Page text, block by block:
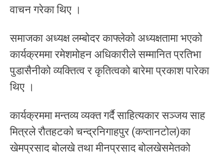
वाचन गरेका थिए ।
समाजका अध्यक्ष लम्बोदर काफ्लेको अध्यक्षतामा भएको
कार्यक्रममा रमेशमोहन अधिकारीले सम्मानित प्रतिभा
पुडासैनीको व्यक्तित्व र कृतित्वको बारेमा प्रकाश पारेका
थिए ।
कार्यक्रममा मन्तव्य व्यक्त गर्दै साहित्यकार सञ्जय साह
मित्रले रौतहटको चन्द्रनिगाहपुर (कप्तानटोल)का
खेमप्रसाद बोलखे तथा मीनप्रसाद बोलखेसमेतको